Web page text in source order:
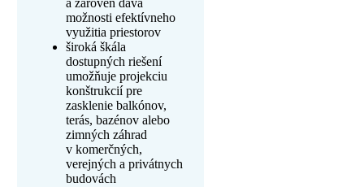
a zároveň dáva
možnosti efektívneho
využitia priestorov
široká škála
dostupných riešení
umožňuje projekciu
konštrukcií pre
zasklenie balkónov,
terás, bazénov alebo
zimných záhrad
v komerčných,
verejných a privátnych
budovách